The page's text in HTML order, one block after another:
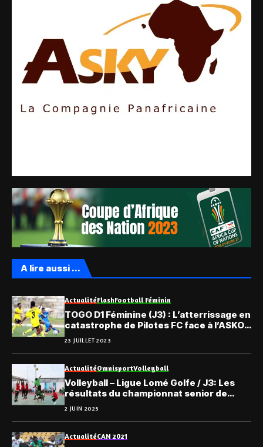
A lire aussi ...
ActualitéFlashFootball Féminin
TOGO D1 Féminine (J3) : L’atterrissage en
catastrophe de Pilotes FC face à l’ASKO
23 JUILLET 2023
ActualitéOmnisportVolleyball
Volleyball – Ligue Lomé Golfe / J3: Les
résultats du championnat senior de
2 JUIN 2025
ActualitéCAN 2021